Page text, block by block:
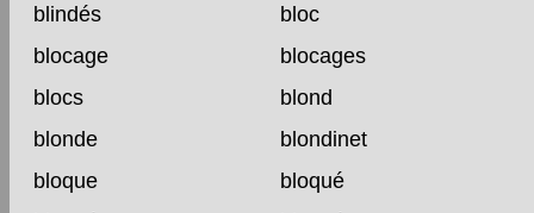
blindés
bloc
blocage
blocages
blocs
blond
blonde
blondinet
bloque
bloqué